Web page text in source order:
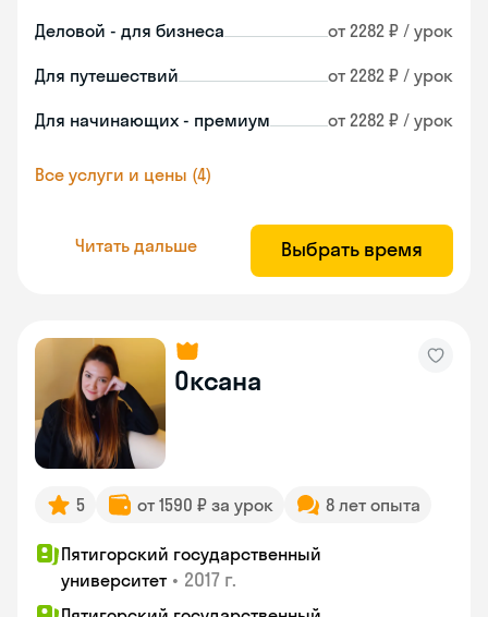
Деловой - для бизнеса от 2282 ₽ / урок
Для путешествий от 2282 ₽ / урок
Для начинающих - премиум от 2282 ₽ / урок
Все услуги и цены (4)
Читать дальше Выбрать время
Оксана
5 от 1590 ₽ за урок 8 лет опыта
Пятигорский государственный
университет • 2017 г.